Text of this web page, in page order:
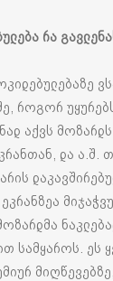
რა
როგორ
აქვს
და ა.შ.
ეს